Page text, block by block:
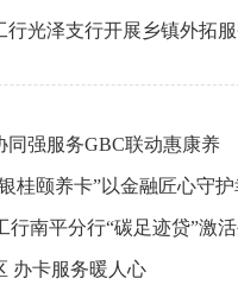
行光泽支行开展乡镇外拓
同强服务GBC联动惠康养
桂颐养卡”以金融匠心守
行南平分行“碳足迹贷”激
办卡服务暖人心